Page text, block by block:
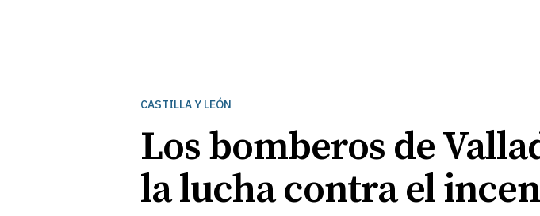
CASTILLA Y LEÓN
Los bomberos de
la lucha contra el